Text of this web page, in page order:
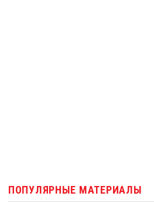
ПОПУЛЯРНЫЕ МАТЕРИАЛЫ